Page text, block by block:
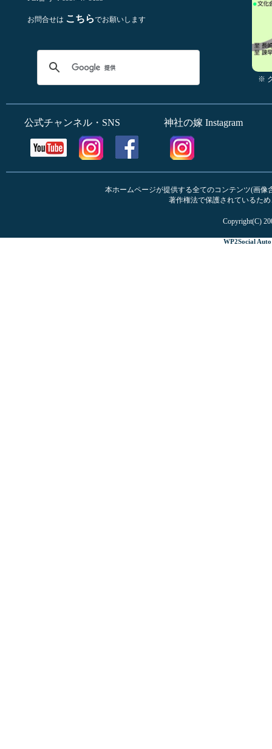
お問合せは こちらでお願いします
※
公式チャンネル・SNS 神社の嫁 Instagram
本ホームページが提供する全てのコンテンツ(画
著作権法で保護されているた
Copyright(C)
WP2Social